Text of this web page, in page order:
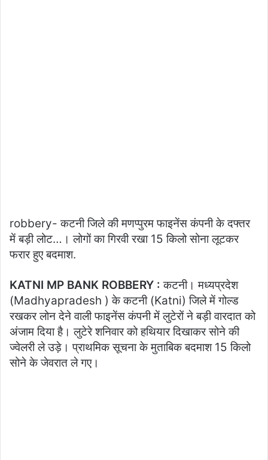
robbery- कटनी जिले की मणप्पुरम फाइनेंस कंपनी के दफ्तर
में बड़ी लोट…। लोगों का गिरवी रखा 15 किलो सोना लूटकर
फरार हुए बदमाश.
KATNI MP BANK ROBBERY :कटनी। मध्यप्रदेश
(Madhyapradesh ) के कटनी (Katni) जिले में गोल्ड
रखकर लोन देने वाली फाइनेंस कंपनी में लुटेरों ने बड़ी वारदात को
अंजाम दिया है। लुटेरे शनिवार को हथियार दिखाकर सोने की
ज्वेलरी ले उड़े। प्राथमिक सूचना के मुताबिक बदमाश 15 किलो
सोने के जेवरात ले गए।